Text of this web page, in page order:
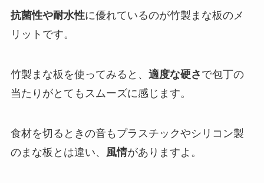
抗菌性や耐水性に優れているのが竹製まな板のメ
リットです。
竹製まな板を使ってみると、 適度な硬さ で包丁の
当たりがとてもスムーズに感じます。
食材を切るときの音もプラスチックやシリコン製
のまな板とは違い、
風情がありますよ。